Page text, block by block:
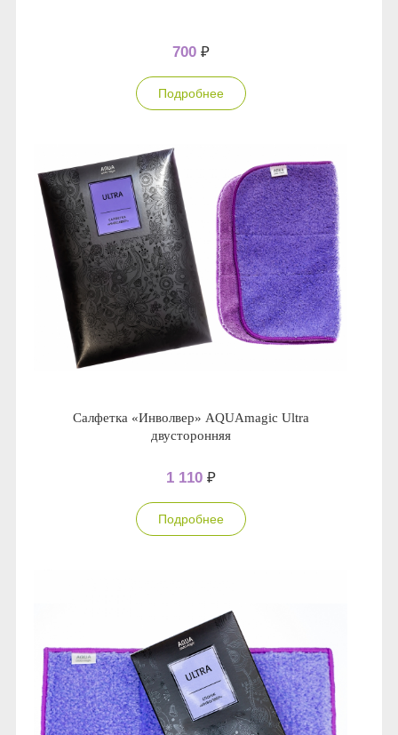
700 ₽
Подробнее
Салфетка «Инволвер» AQUAmagic Ultra
двусторонняя
1 110 ₽
Подробнее